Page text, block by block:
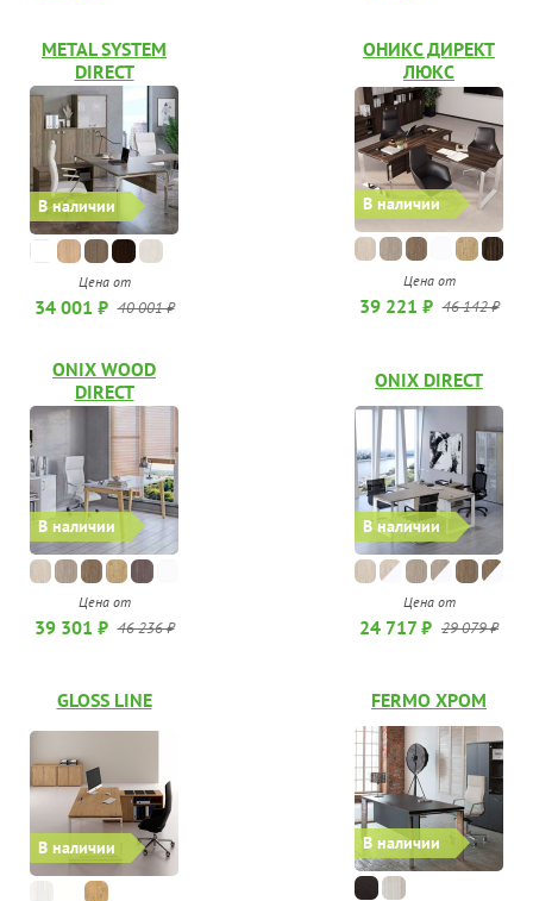
В наличии
METAL SYSTEM
DIRECT
Цена от
34 001 ₽ 40 001 ₽
В наличии
ОНИКС ДИРЕКТ
ЛЮКС
Цена от
39 221 ₽ 46 142 ₽
В наличии
ONIX WOOD
DIRECT
Цена от
39 301 ₽ 46 236 ₽
В наличии
ONIX DIRECT
Цена от
24 717 ₽ 29 079 ₽
В наличии
GLOSS LINE
В наличии
FERMO ХРОМ